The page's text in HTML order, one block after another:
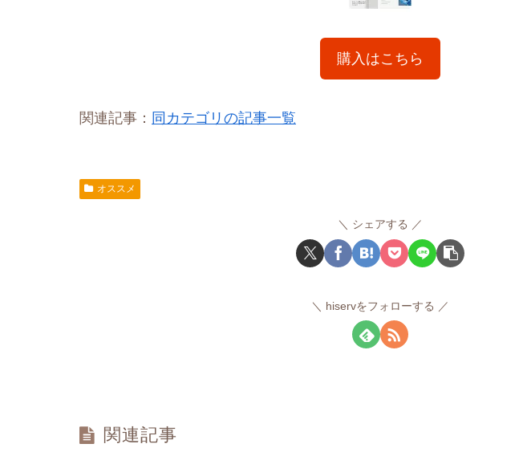
購入はこちら
関連記事： 同カテゴリの記事一覧
オススメ
シェアする
hiservをフォローする
関連記事